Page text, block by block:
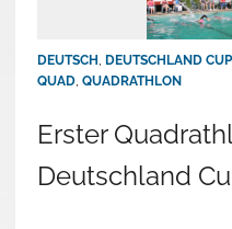
DEUTSCH , DEUTSCHLAND CUP
QUAD, QUADRATHLON
Erster
Deutschland